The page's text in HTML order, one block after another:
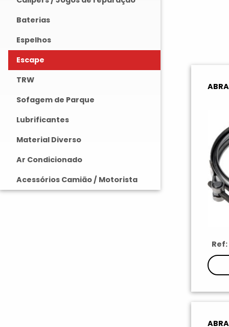
Baterias
Espelhos
Escape
TRW
Sofagem de Parque
Lubrificantes
Material Diverso
Ar Condicionado
Acessórios Camião / Motorista